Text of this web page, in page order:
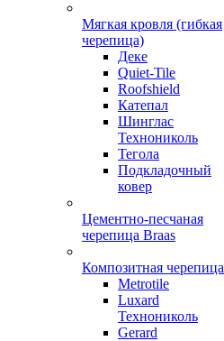
Мягкая кровля (гибкая
черепица)
Деке
Quiet-Tile
Roofshield
Катепал
Шинглас
Технониколь
Тегола
Подкладочный
ковер
Цементно-песчаная
черепица Braas
Композитная черепица
Metrotile
Luxard
Технониколь
Gerard